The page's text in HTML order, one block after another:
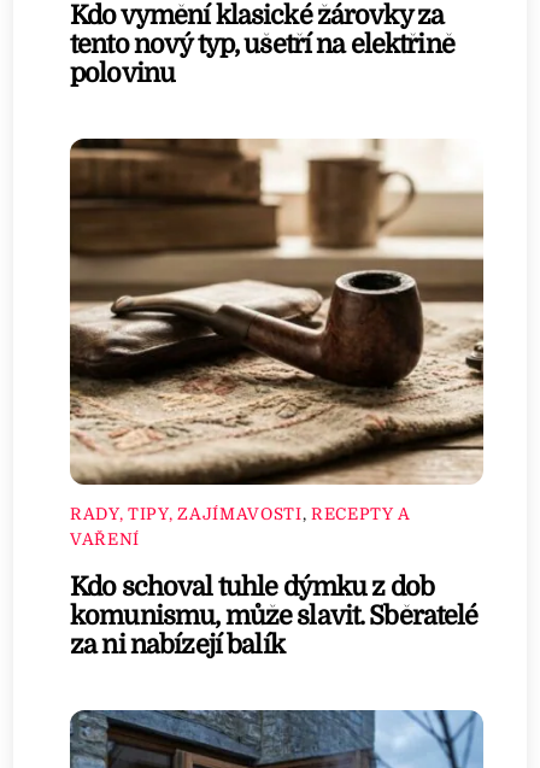
Kdo vymění klasické žárovky za
tento nový typ, ušetří na elektřině
polovinu
RADY, TIPY, ZAJÍMAVOSTI, RECEPTY A
VAŘENÍ
Kdo schoval tuhle dýmku z dob
komunismu, může slavit. Sběratelé
za ni nabízejí balík